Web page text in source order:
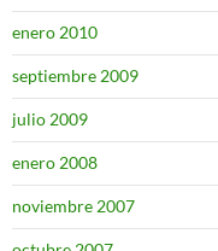
enero 2010
septiembre 2009
julio 2009
enero 2008
noviembre 2007